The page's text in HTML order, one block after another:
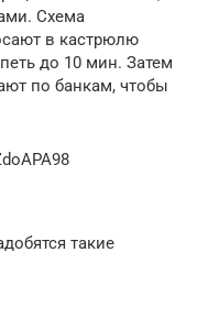
Схема
в кастрюлю
до 10 мин. Затем
по банкам, чтобы
такие